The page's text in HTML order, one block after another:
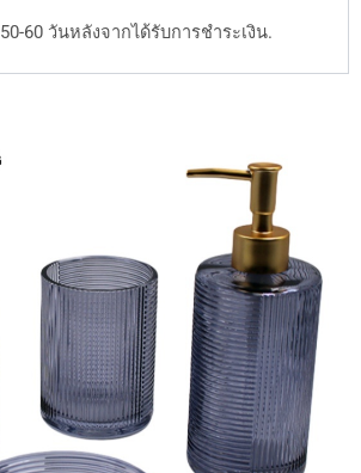
50-60 วันหลังจากได้รับการชำระเงิน.